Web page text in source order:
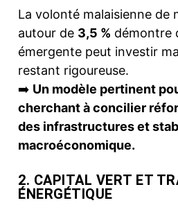
La volonté malaisienne de
autour de 3,5 % démontre
émergente peut investir
restant rigoureuse.
➡️ Un modèle pertinent
cherchant à concilier
des infrastructures et
macroéconomique.
2. CAPITAL VERT ET
ÉNERGÉTIQUE